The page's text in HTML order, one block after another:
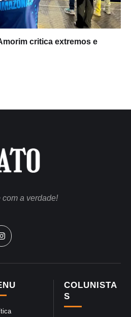
critica extremos e
COLUNISTA
S
com a verdade!